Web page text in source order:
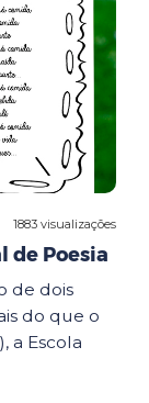
1883 visualizações
de Poesia
de dois
do que o
a Escola